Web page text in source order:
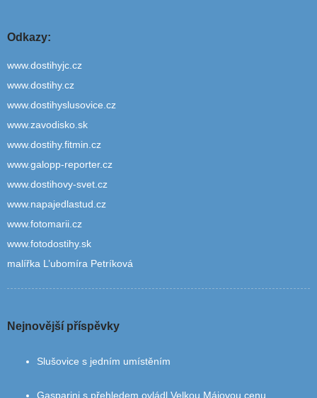
Odkazy:
www.dostihyjc.cz
www.dostihy.cz
www.dostihyslusovice.cz
www.zavodisko.sk
www.dostihy.fitmin.cz
www.galopp-reporter.cz
www.dostihovy-svet.cz
www.napajedlastud.cz
www.fotomarii.cz
www.fotodostihy.sk
malířka L’ubomíra Petríková
Nejnovější příspěvky
Slušovice s jedním umístěním
Gasparini s přehledem ovládl Velkou Májovou cenu